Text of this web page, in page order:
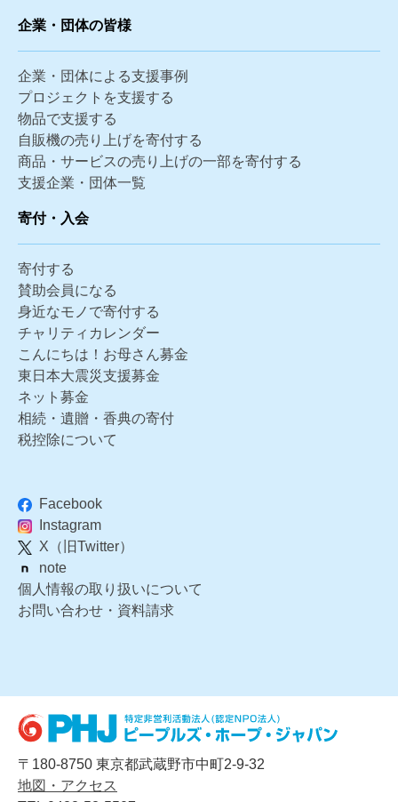
企業・団体の皆様
企業・団体による支援事例
プロジェクトを支援する
物品で支援する
自販機の売り上げを寄付する
商品・サービスの売り上げの一部を寄付する
支援企業・団体一覧
寄付・入会
寄付する
賛助会員になる
身近なモノで寄付する
チャリティカレンダー
こんにちは！お母さん募金
東日本大震災支援募金
ネット募金
相続・遺贈・香典の寄付
税控除について
Facebook
Instagram
X（旧Twitter）
note
個人情報の取り扱いについて
お問い合わせ・資料請求
〒180-8750 東京都武蔵野市中町2-9-32
地図・アクセス